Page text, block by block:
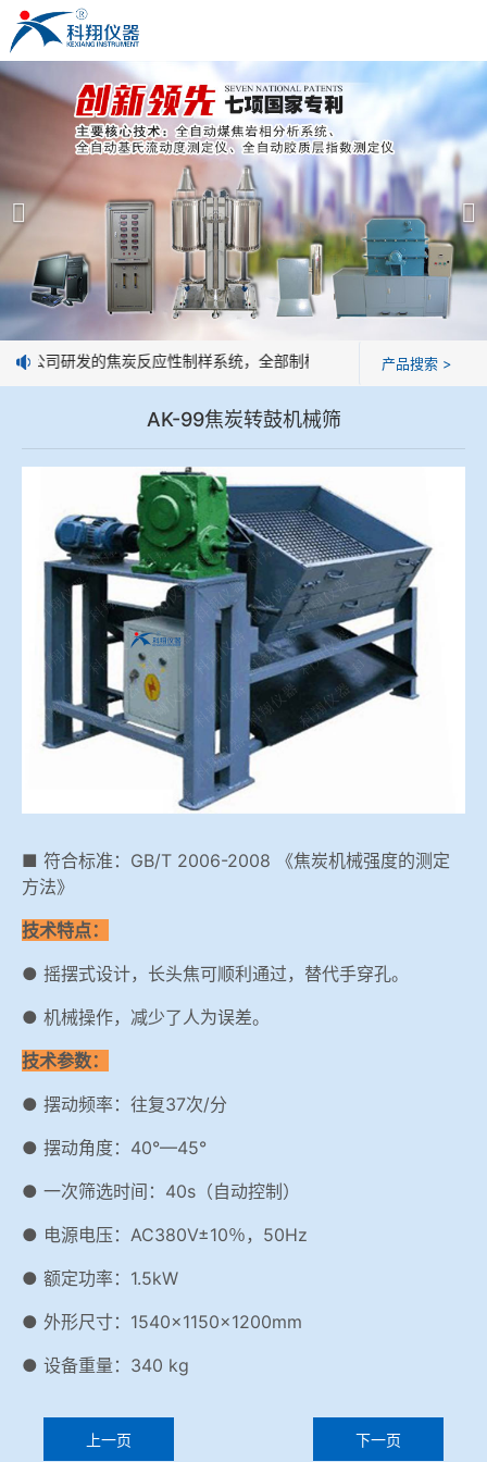
米兰平台
米兰平台
产品展示 ＞
焦炭高温性能检测系统
焦化行业检测及优化配煤设备
球团矿/烧结矿/块矿高温冶金性能检测系统
烧结/球团优化配矿研究设备
高炉配吹煤检测设备
冶金渣、保护渣等高温物性检测设备
冶金石灰活性度测定仪
矿石、焦炭物理检测及制样设备
工业分析、测硫仪等
公司简介
米兰平台
企业业绩
技术交流
标准下载
企业荣誉
米兰平台-米兰(中国)一站式服务平台
我公司研发的焦炭反应性制样系统，全部制样过程机械化操作，没有
产品搜索 >
AK-99焦炭转鼓机械筛
■ 符合标准：GB/T 2006-2008 《焦炭机械强度的测定
方法》
技术特点：
● 摇摆式设计，长头焦可顺利通过，替代手穿孔。
● 机械操作，减少了人为误差。
技术参数：
● 摆动频率：往复37次/分
● 摆动角度：40°—45°
● 一次筛选时间：40s（自动控制）
● 电源电压：AC380V±10％，50Hz
● 额定功率：1.5kW
● 外形尺寸：1540×1150×1200mm
● 设备重量：340 kg
上一页 下一页